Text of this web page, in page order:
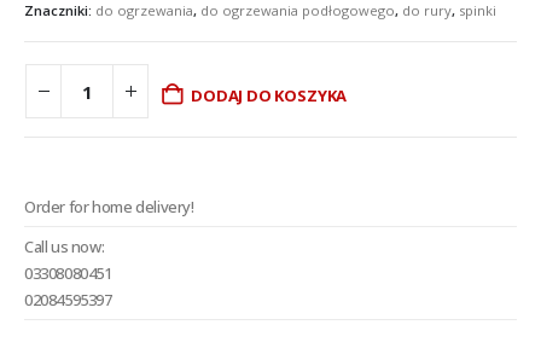
Znaczniki: do ogrzewania, do ogrzewania podłogowego, do rury, spinki
DODAJ DO KOSZYKA
Order for home delivery!
Call us now:
03308080451
02084595397